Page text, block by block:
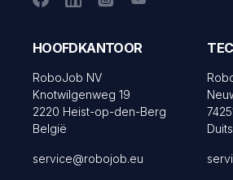
HOOFDKANTOOR
RoboJob NV
Knotwilgenweg 19
2220 Heist-op-den-Berg
België
service@robojob.eu